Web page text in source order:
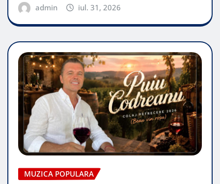
admin iul. 31, 2026
MUZICA POPULARA